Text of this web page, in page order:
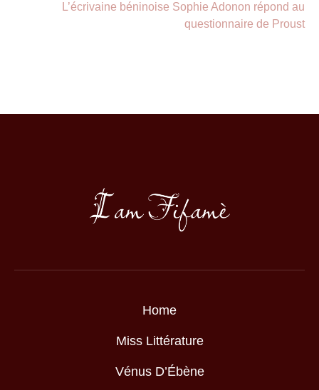
L’écrivaine béninoise Sophie Adonon répond au
questionnaire de Proust
Home
Miss Littérature
Vénus D’Ébène